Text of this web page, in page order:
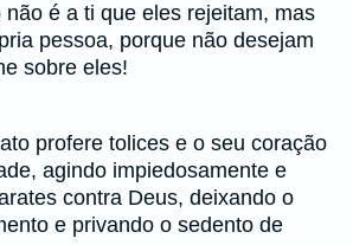
não é a ti que eles rejeitam, mas
pessoa, porque não desejam
sobre eles!
profere tolices e o seu coração
agindo impiedosamente e
contra Deus, deixando o
e privando o sedento de